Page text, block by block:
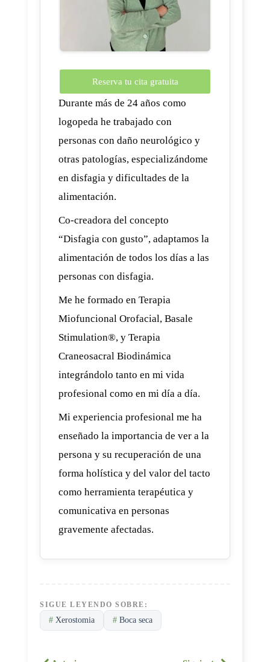
Reserva tu cita gratuita
Durante más de 24 años como
logopeda he trabajado con
personas con daño neurológico y
otras patologías, especializándome
en disfagia y dificultades de la
alimentación.
Co-creadora del concepto
“Disfagia con gusto”, adaptamos la
alimentación de todos los días a las
personas con disfagia.
Me he formado en Terapia
Miofuncional Orofacial, Basale
Stimulation®, y Terapia
Craneosacral Biodinámica
integrándolo tanto en mi vida
profesional como en mi día a día.
Mi experiencia profesional me ha
enseñado la importancia de ver a la
persona y su recuperación de una
forma holística y del valor del tacto
como herramienta terapéutica y
comunicativa en personas
gravemente afectadas.
SIGUE LEYENDO SOBRE:
# Xerostomia # Boca seca